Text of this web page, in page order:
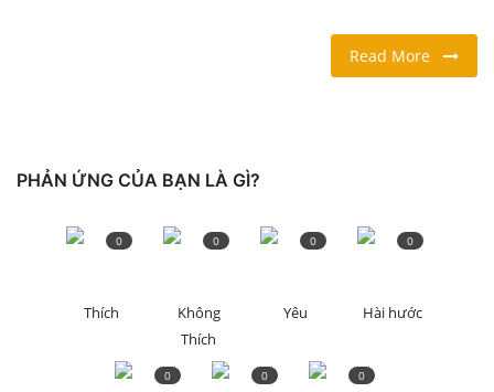
THỂ THAO
Ngôn ngữ
Read More
PHẢN ỨNG CỦA BẠN LÀ GÌ?
Thích
0
Không
Thích
0
Yêu
0
Hài hước
0
0 0 0